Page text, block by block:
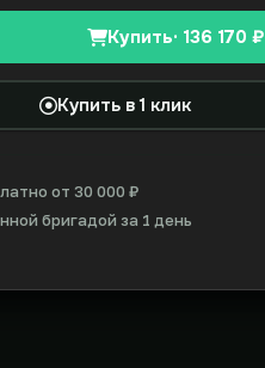
Купить· 136 170 ₽
Купить в 1 клик
от 30 000 ₽
бригадой за 1 день